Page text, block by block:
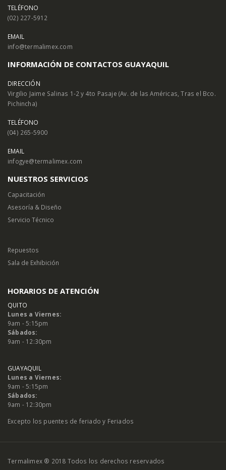
TELÉFONO
(02) 227-5912
EMAIL
info@termalimex.com
INFORMACIÓN DE CONTACTOS GUAYAQUIL
DIRECCIÓN
Virgilio Jaime Salinas 1-2 y 4to Pasaje (Av. de las Américas, Tras el Bco.
Pichincha)
TELÉFONO
(04) 265-5900
EMAIL
infogye@termalimex.com
NUESTROS SERVICIOS
Capacitación
Asesoría & Diseño
Servicio Técnico
Repuestos
Sala de Exhibición
HORARIOS DE ATENCIÓN
QUITO
Lunes a Viernes:
9am - 5:15pm
Sábados:
9am - 12:30pm
GUAYAQUIL
Lunes a Viernes:
9am - 5:15pm
Sábados:
9am - 12:30pm
Excepto los puentes de feriado y Feriados
Termalimex ® 2018 Todos los derechos reservados